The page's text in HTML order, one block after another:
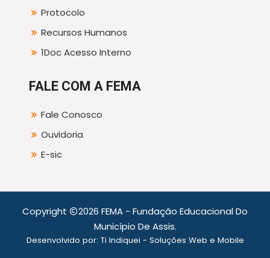
Protocolo
Recursos Humanos
1Doc Acesso Interno
FALE COM A FEMA
Fale Conosco
Ouvidoria
E-sic
Copyright
2026 FEMA - Fundação Educacional Do
Município De Assis.
Desenvolvido por: Ti Indiquei - Soluções Web e Mobile